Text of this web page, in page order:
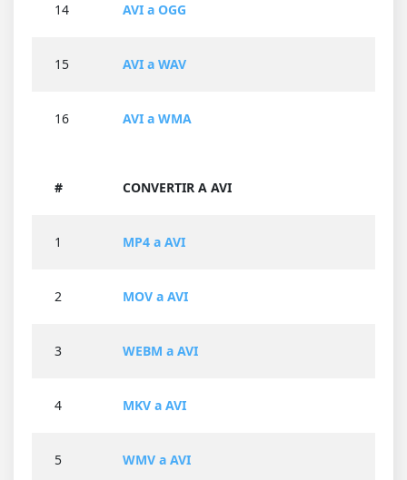
14 AVI a OGG
15 AVI a WAV
16 AVI a WMA
# CONVERTIR A AVI
1 MP4 a AVI
2 MOV a AVI
3 WEBM a AVI
4 MKV a AVI
5 WMV a AVI